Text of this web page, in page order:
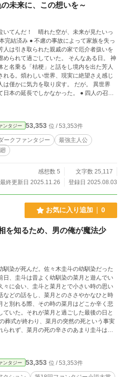
未来に、この想いを～
いてんだ！ 晴れた空が、未来が見たいっ
人は引き取られた親戚の家で厄介者扱いを
過ごしていた。 そんなある日。 神
と名乗る「桔梗」と話をし境内を出た芳人
れる。煩わしい世界、現実に絶望さえ感じ
に気力を取り戻す。 だが。 異世界
延長でしかなかった。 ● 四人の召喚
れたことに首をひねる聖カルニアス国王立
のスキルやステイタスを鑑定され、その結
切っていた。 破格の戦闘スキルや
の四人とは違い、固有スキルや特殊能力が
い芳人は魔力量が高いただの一般人と見な
桔梗が放った護り刀「月代」を身に宿す遥
法やスキルを発動させることができない芳
ない理由に
召喚されて一か月後。 魔王
適格の烙印を押された芳人は紆余曲折のす
神ユーチェによって助けられる。だがその
シア召喚も全ては仕組まれたものだった。
逆らい堕天していたのだ。 そして告げ
人を魔王にして成り代わらせる為の策であ
ん臭さを感じた芳人は逆取引きを持ちかけ
る方法を聞きだし、その結果自らの知識と
んだ『概念の魔法』によって、魔王領を封
る。だがその結果は、ユーチェの願いとは
とす
れの魔力と芳人の使う「概念の魔法」の脅
が封印
居を構えて研究に没頭する芳人は、魔王エ
抱えた芳人とエルフェル
が、今始まる。
ンタジー 53,353 位 / 53,353件
ークファンタジー
最強主人公
感想数 5
文字数 25,117
最終更新日 2025.11.26
登録日 2025.08.03
お気に入り追加 0
を知るため、男の俺が魔法少
染が死んだ。佐々木圭斗の幼馴染だった
日、圭斗は昔よく幼馴染の菜月と遊んでい
々に会い、圭斗と菜月とで小さい時の思い
などの話をし、菜月とのささやかなひと時
と別れる際、その時の菜月はどこか辛く悲
ていた。それが菜月と過ごした最後の日と
式が終わり、菜月の突然の死という事実
られず、菜月の死の辛さのあまり圭斗は廃
部屋に引き籠るようになった。そんな時突
名乗る女子高生が圭斗に用があるとのこと
過ごした公園でその女子高生…長瀬咲希か
少女であったことと、それが菜月の死と関
らされる。 菜月のこと、魔法少女とそれ
ンタジー 53,353 位 / 53,353件